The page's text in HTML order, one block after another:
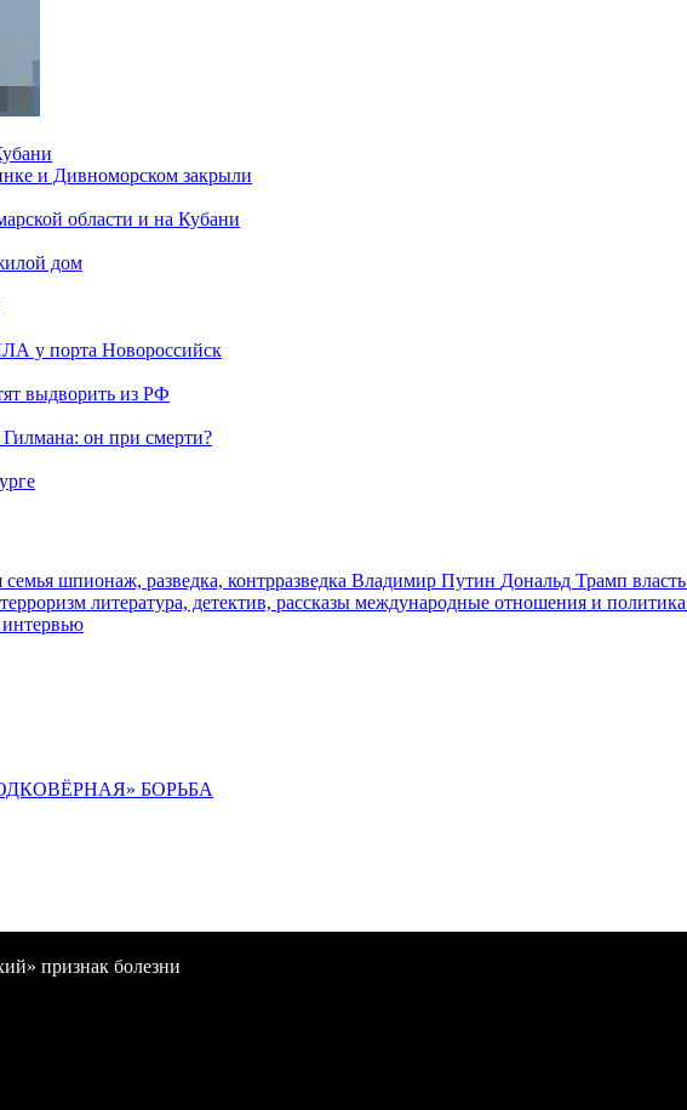
и Дивноморском закрыли
области и на Кубани
дом
у порта Новороссийск
выдворить из РФ
он при смерти?
семья шпионаж, разведка, контрразведка Владимир Путин Дональд Трамп власть
терроризм литература, детектив, рассказы международные отношения и политика
интервью
БОРЬБА
признак болезни